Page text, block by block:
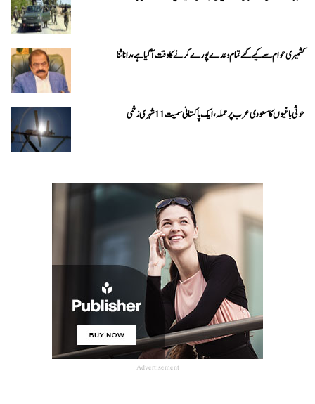
کشمیری عوام سے کیے گئے تمام وعدے پورے کرنے کا وقت آ گیا ہے، رانا ثنا
حوثی باغیوں کا سعودی عرب پر حملہ، ایک پاکستانی سمیت 11 شہری زخمی
- Advertisement -